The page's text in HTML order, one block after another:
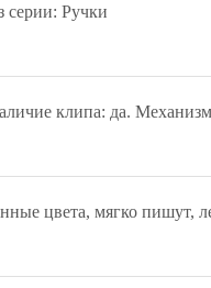
серии: Ручки
клипа: да.
цвета, мягко пишут,